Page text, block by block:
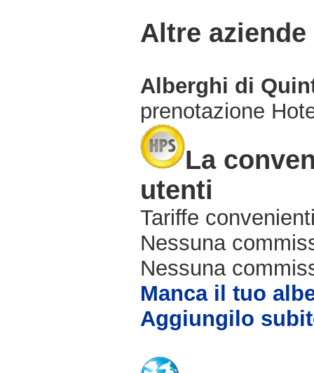
Altre
Alberghi di
prenotazione
La
utenti
Tariffe
Nessuna
Nessuna
Manca il tuo
Aggiungilo